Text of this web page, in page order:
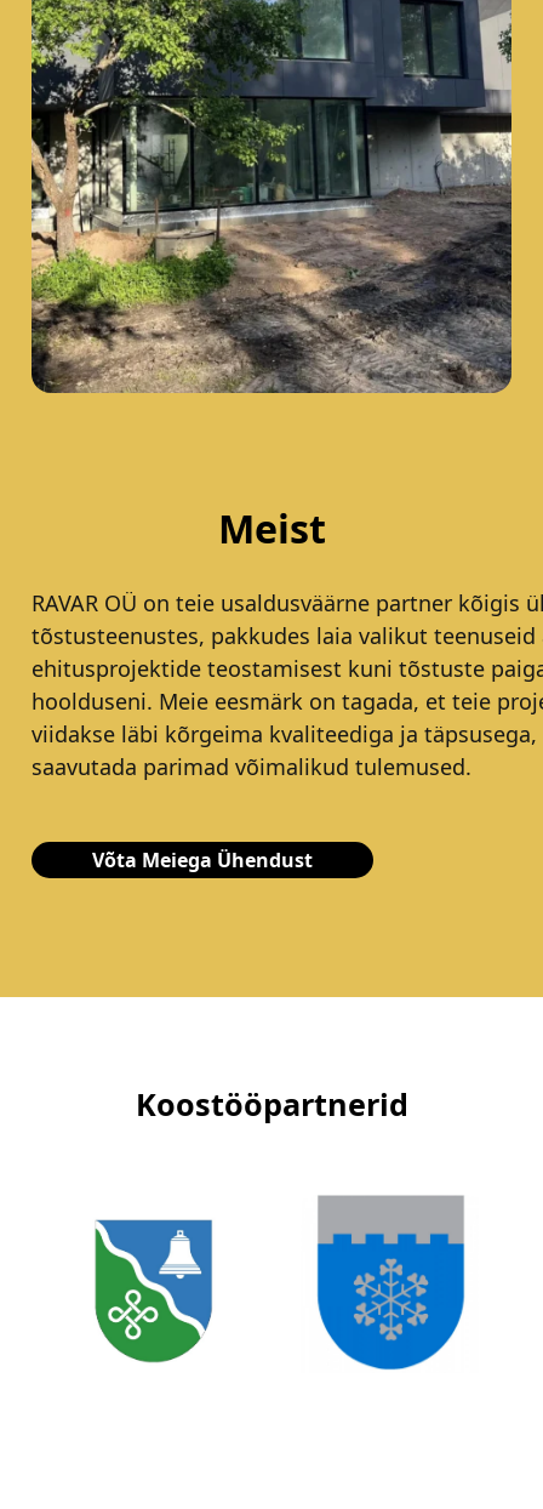
Meist
RAVAR OÜ on teie usaldusväärne partner kõigis
tõstusteenustes, pakkudes laia valikut teenuseid
ehitusprojektide teostamisest kuni tõstuste
hoolduseni. Meie eesmärk on tagada, et teie
viidakse läbi kõrgeima kvaliteediga ja täpsusega,
saavutada parimad võimalikud tulemused.
Võta Meiega Ühendust
Koostööpartnerid